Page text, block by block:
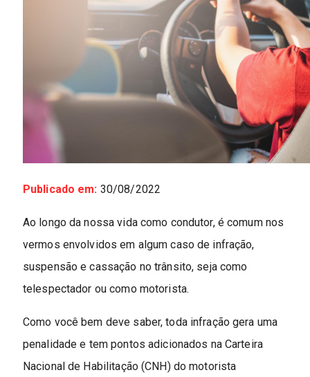
Publicado em: 30/08/2022
Ao longo da nossa vida como condutor, é comum nos
vermos envolvidos em algum caso de infração,
suspensão e cassação no trânsito, seja como
telespectador ou como motorista.
Como você bem deve saber, toda infração gera uma
penalidade e tem pontos adicionados na Carteira
Nacional de Habilitação (CNH) do motorista